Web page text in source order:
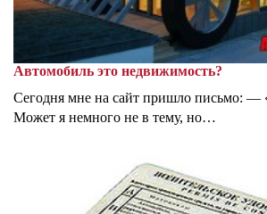
Автомобиль это недвижимость?
Сегодня мне на сайт пришло письмо: —
Может я немного не в тему, но…